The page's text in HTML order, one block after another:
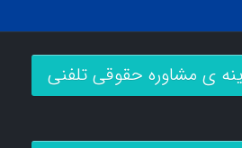
ی مشاوره حقوقی تلفنی